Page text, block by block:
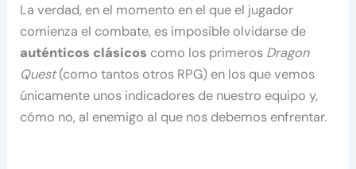
La verdad, en el momento en el que el jugador
comienza el combate, es imposible olvidarse de
auténticos clásicos como los primeros Dragon
Quest(como tantos otros RPG) en los que vemos
únicamente unos indicadores de nuestro equipo y,
cómo no, al enemigo al que nos debemos enfrentar.